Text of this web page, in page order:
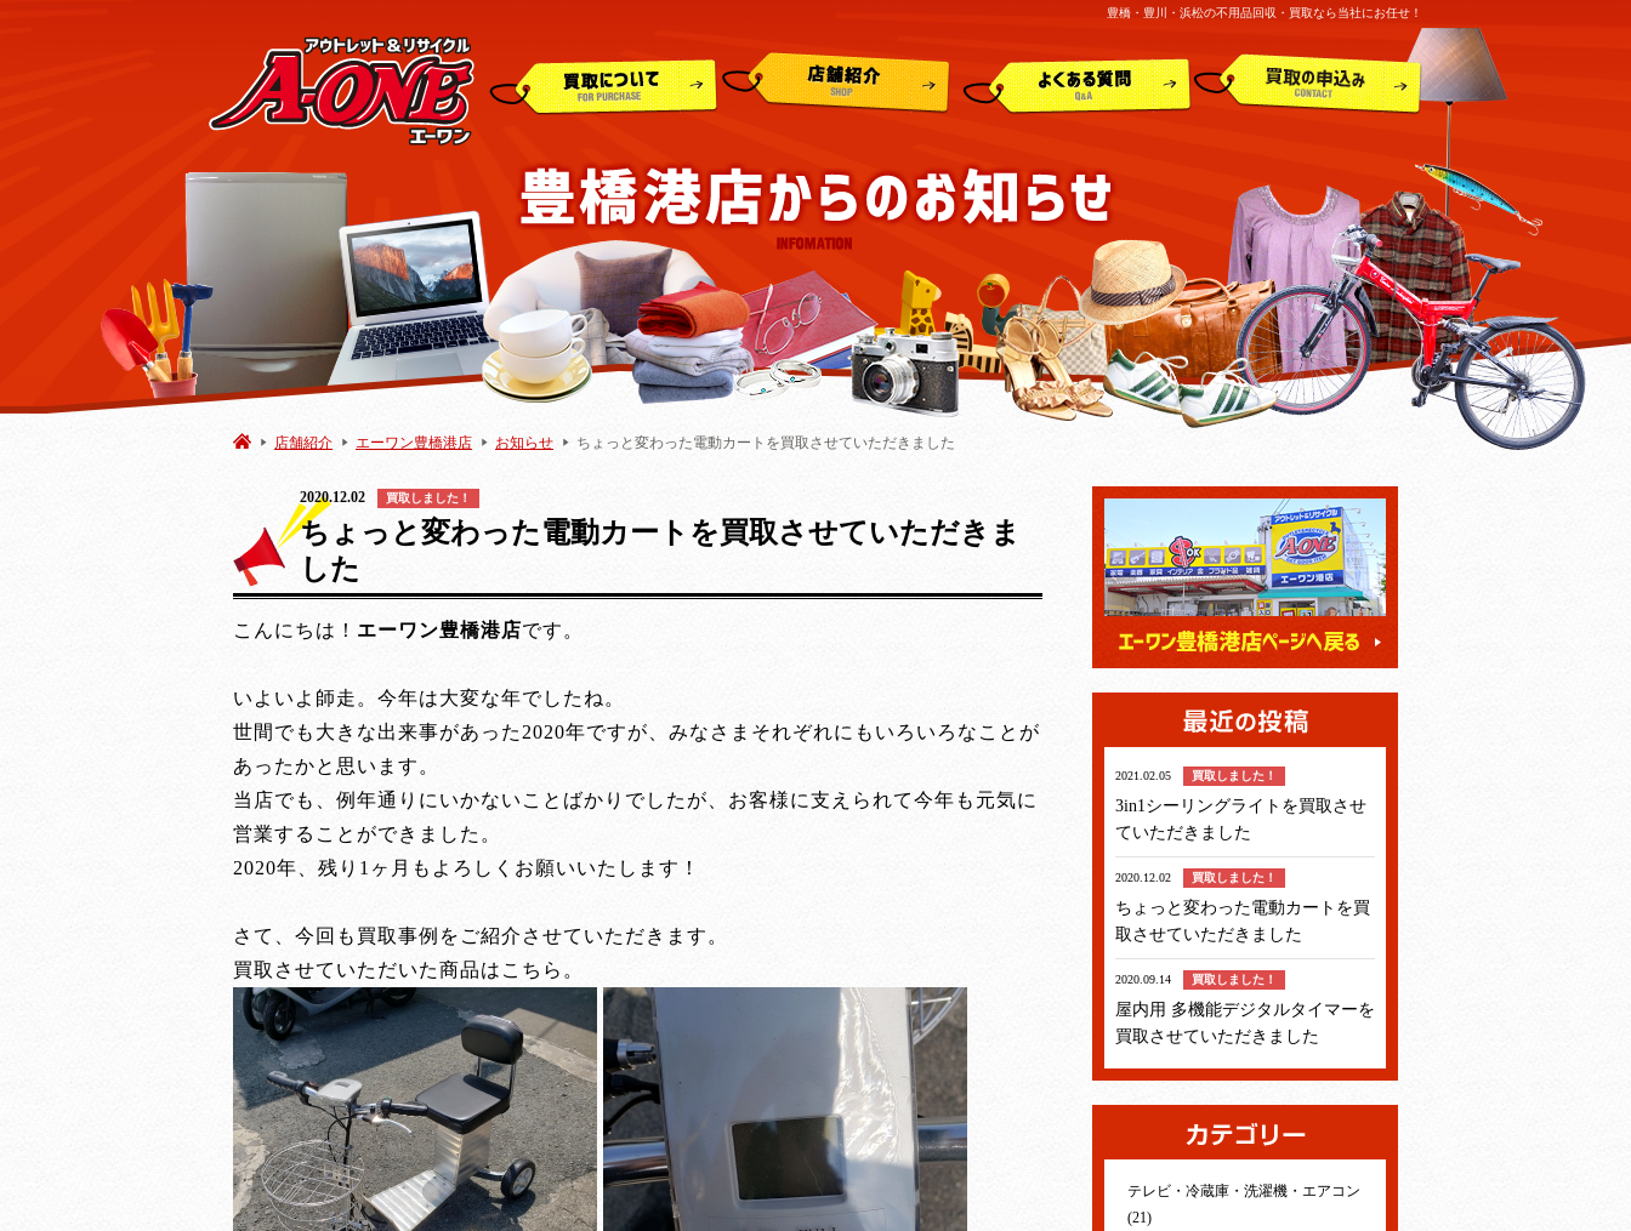
豊橋・豊川・浜松の不用品回収・買取なら当社にお任せ！
店舗紹介 エーワン豊橋港店 お知らせ ちょっと変わった電動カートを買取させていただきました
2020.12.02 買取しました！
ちょっと変わった電動カートを買取させていただきま
した
こんにちは！ エーワン豊橋港店です。
いよいよ師走。今年は大変な年でしたね。
世間でも大きな出来事があった2020年ですが、みなさまそれぞれにもいろいろなことが
あったかと思います。
当店でも、例年通りにいかないことばかりでしたが、お客様に支えられて今年も元気に
営業することができました。
2020年、残り1ヶ月もよろしくお願いいたします！
さて、今回も買取事例をご紹介させていただきます。
買取させていただいた商品はこちら。
2021.02.05 買取しました！
3in1シーリングライトを買取させ
ていただきました
2020.12.02 買取しました！
ちょっと変わった電動カートを買
取させていただきました
2020.09.14 買取しました！
屋内用 多機能デジタルタイマーを
買取させていただきました
テレビ・冷蔵庫・洗濯機・エアコン
(21)